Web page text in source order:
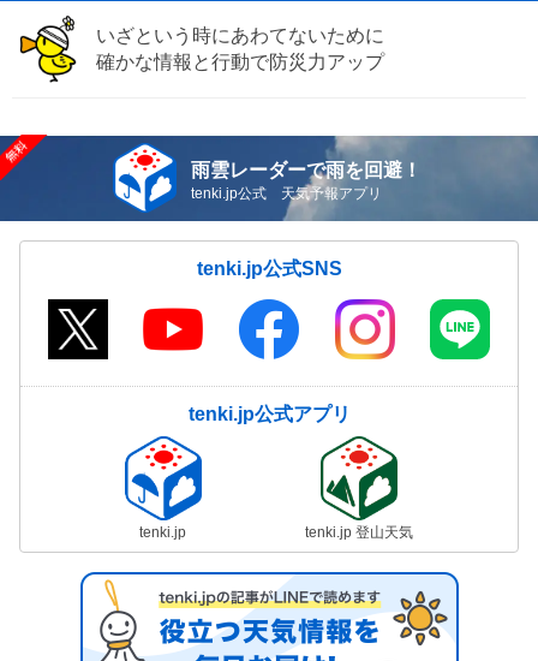
いざという時にあわてないために
確かな情報と行動で防災力アップ
雨雲レーダーで雨を回避！
tenki.jp公式 天気予報アプリ
tenki.jp公式SNS
tenki.jp公式アプリ
tenki.jp tenki.jp 登山天気